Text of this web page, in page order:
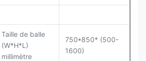
Taille de balle
(W*H*L)
millimètre
750*850* (500-
1600)